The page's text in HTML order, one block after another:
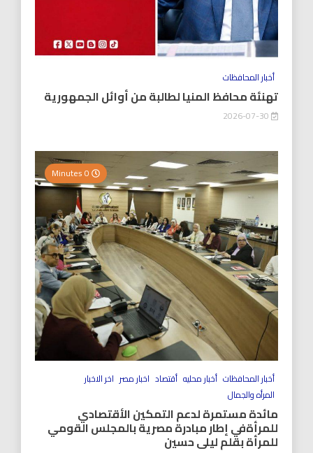
أخبار المحافظات
تهنئة محافظ المنيا لطالبة من أوائل الجمهورية
أخبار المحافظات أخبار محليه أقتصاد اخبار مصر اخر الاخبار
المرأه والجمال
مائدة مستمرة لدعم التمكين الأقتصادي
للمرأةفي إطار مبادرة مصرية بالمجلس القومي
للمرأة بقلم ليلى حسين